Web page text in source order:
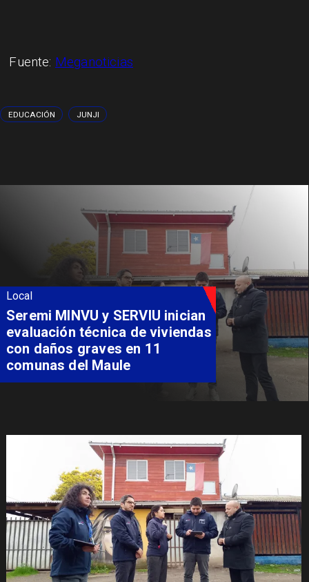
Fuente: Meganoticias
EDUCACIÓN JUNJI
Local
Fondo Orasmi entrega apoyo a
familia de Romeral para
costear alimentación
especializada de niño con
Síndrome de Intestino Corto